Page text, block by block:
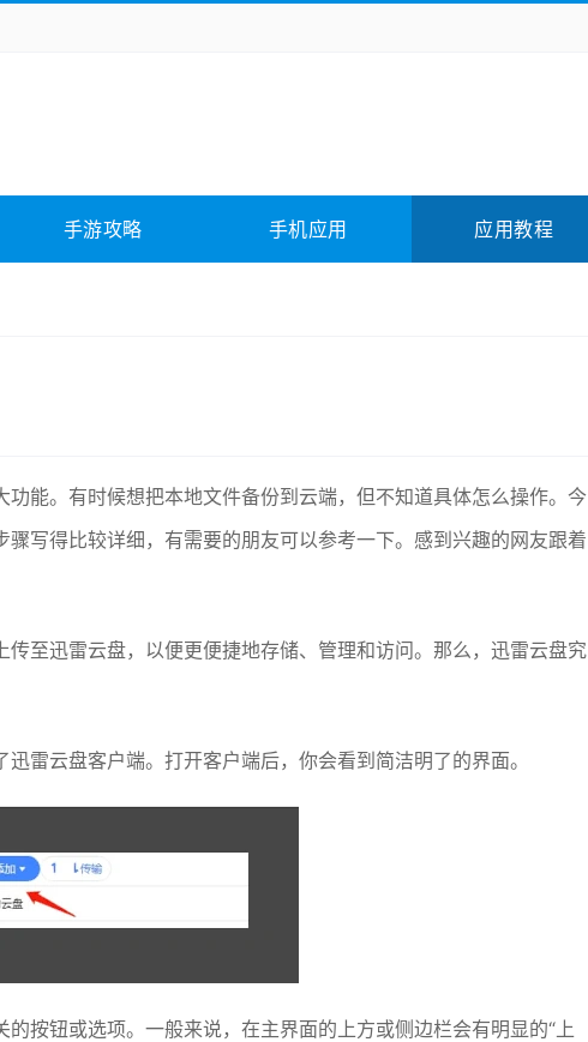
安全相关 应用软件 影音软件 插件下载
综合其它
手游攻略 手机应用 应用教程
功能。有时候想把本地文件备份到云端，但不知道具体怎么操作。今
写得比较详细，有需要的朋友可以参考一下。感到兴趣的网友跟着
至迅雷云盘，以便更便捷地存储、管理和访问。那么，迅雷云盘究
雷云盘客户端。打开客户端后，你会看到简洁明了的界面。
按钮或选项。一般来说，在主界面的上方或侧边栏会有明显的“上